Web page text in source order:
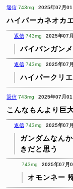
返信 743mg 2025年07月
ハイパーカネオカ
返信 743mg 2025年07
パイパンガン
返信 743mg 2025年07
ハイパークリ
返信 743mg 2025年07月
こんなもんより巨
返信 743mg 2025年07
ガンダムなん
きだと思う
743mg 2025年07月
オモンネー